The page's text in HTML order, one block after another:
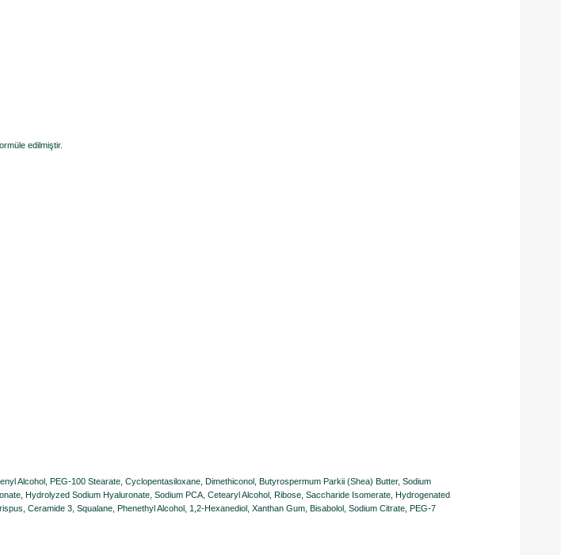
edilmiştir.
Alcohol, PEG-100 Stearate, Cyclopentasiloxane, Dimethiconol, Butyrospermum Parkii (Shea) Butter, Sodium
Hydrolyzed Sodium Hyaluronate, Sodium PCA, Cetearyl Alcohol, Ribose, Saccharide Isomerate, Hydrogenated
Ceramide 3, Squalane, Phenethyl Alcohol, 1,2-Hexanediol, Xanthan Gum, Bisabolol, Sodium Citrate, PEG-7